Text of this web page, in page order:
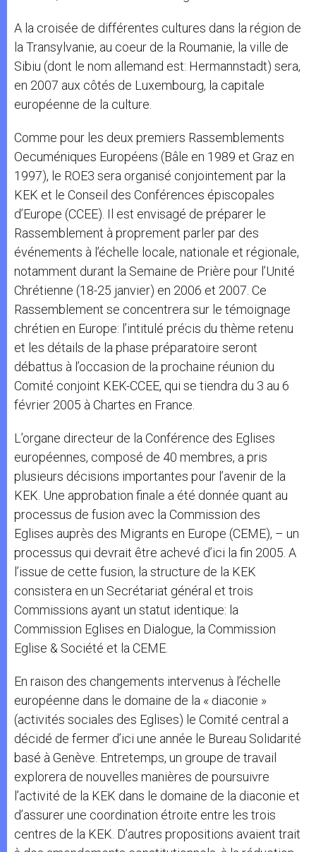
A la croisée de différentes cultures dans la région de
la Transylvanie, au coeur de la Roumanie, la ville de
Sibiu (dont le nom allemand est: Hermannstadt) sera,
en 2007 aux côtés de Luxembourg, la capitale
européenne de la culture.
Comme pour les deux premiers Rassemblements
Oecuméniques Européens (Bâle en 1989 et Graz en
1997), le ROE3 sera organisé conjointement par la
KEK et le Conseil des Conférences épiscopales
d’Europe (CCEE). Il est envisagé de préparer le
Rassemblement à proprement parler par des
événements à l’échelle locale, nationale et régionale,
notamment durant la Semaine de Prière pour l’Unité
Chrétienne (18-25 janvier) en 2006 et 2007. Ce
Rassemblement se concentrera sur le témoignage
chrétien en Europe: l’intitulé précis du thème retenu
et les détails de la phase préparatoire seront
débattus à l’occasion de la prochaine réunion du
Comité conjoint KEK-CCEE, qui se tiendra du 3 au 6
février 2005 à Chartes en France.
L’organe directeur de la Conférence des Eglises
européennes, composé de 40 membres, a pris
plusieurs décisions importantes pour l’avenir de la
KEK. Une approbation finale a été donnée quant au
processus de fusion avec la Commission des
Eglises auprès des Migrants en Europe (CEME), – un
processus qui devrait être achevé d’ici la fin 2005. A
l’issue de cette fusion, la structure de la KEK
consistera en un Secrétariat général et trois
Commissions ayant un statut identique: la
Commission Eglises en Dialogue, la Commission
Eglise & Société et la CEME.
En raison des changements intervenus à l’échelle
européenne dans le domaine de la « diaconie »
(activités sociales des Eglises) le Comité central a
décidé de fermer d’ici une année le Bureau Solidarité
basé à Genève. Entretemps, un groupe de travail
explorera de nouvelles manières de poursuivre
l’activité de la KEK dans le domaine de la diaconie et
d’assurer une coordination étroite entre les trois
centres de la KEK. D’autres propositions avaient trait